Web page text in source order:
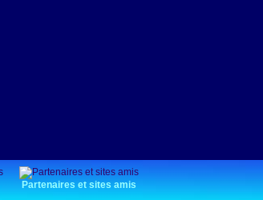
Partenaires et sites amis